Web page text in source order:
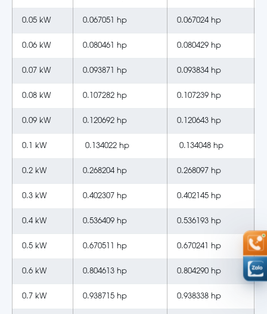
0.05 kW 0.067051 hp 0.067024 hp
0.06 kW 0.080461 hp 0.080429 hp
0.07 kW 0.093871 hp 0.093834 hp
0.08 kW 0.107282 hp 0.107239 hp
0.09 kW 0.120692 hp 0.120643 hp
0.1 kW 0.134022 hp 0.134048 hp
0.2 kW 0.268204 hp 0.268097 hp
0.3 kW 0.402307 hp 0.402145 hp
0.4 kW 0.536409 hp 0.536193 hp
0.5 kW 0.670511 hp 0.670241 hp
0.6 kW 0.804613 hp 0.804290 hp
0.7 kW 0.938715 hp 0.938338 hp